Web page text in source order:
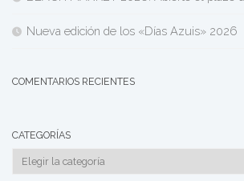
Nueva edición de los «Días Azuis» 2026
COMENTARIOS RECIENTES
CATEGORÍAS
Categorías